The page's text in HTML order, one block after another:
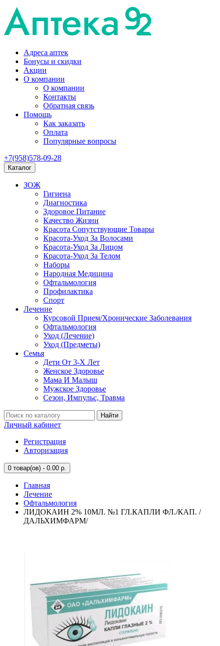
Адреса аптек
Бонусы и скидки
Акции
О компании
О компании
Контакты
Обратная связь
Помощь
Как заказать
Оплата
Популярные вопросы
+7(958)578-09-28
Каталог
ЗОЖ
Гигиена
Диагностика
Здоровое Питание
Качество Жизни
Красота Сопутствующие Товары
Красота-Уход За Волосами
Красота-Уход За Лицом
Красота-Уход За Телом
Наборы
Народная Медицина
Офтальмология
Профилактика
Спорт
Лечение
Курсовой Прием/Хронические Заболевания
Офтальмология
Уход (Лечение)
Уход (Предметы)
Семья
Дети От 3-Х Лет
Женское Здоровье
Мама И Малыш
Мужское Здоровье
Сезон, Импульс, Травма
Найти
Личный кабинет
Регистрация
Авторизация
0 товар(ов) - 0.00 р.
Главная
Лечение
Офтальмология
ЛИДОКАИН 2% 10МЛ. №1 ГЛ.КАПЛИ ФЛ./КАП. /
ДАЛЬХИМФАРМ/